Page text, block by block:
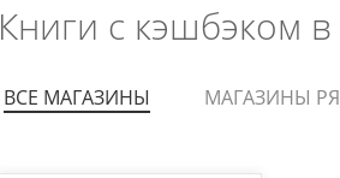
Книги с кэшбэком в
ВСЕ МАГАЗИНЫ МАГАЗИНЫ